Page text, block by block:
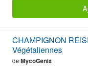
CHAMPIGNON
Végétaliennes
de MycoGenix